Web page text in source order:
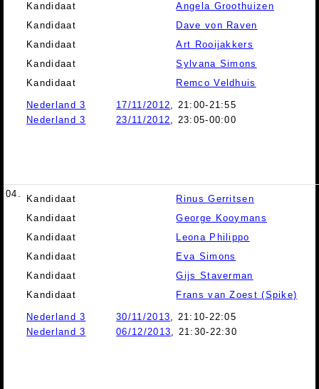
Kandidaat
Angela Groothuizen
Kandidaat
Dave von Raven
Kandidaat
Art Rooijakkers
Kandidaat
Sylvana Simons
Kandidaat
Remco Veldhuis
Nederland 3 17/11/2012, 21:00-21:55
Nederland 3
23/11/2012, 23:05-00:00
04. Kandidaat
Rinus Gerritsen
Kandidaat
George Kooymans
Kandidaat
Leona Philippo
Kandidaat
Eva Simons
Kandidaat
Gijs Staverman
Kandidaat
Frans van Zoest (Spike)
Nederland 3 30/11/2013, 21:10-22:05
Nederland 3
06/12/2013, 21:30-22:30